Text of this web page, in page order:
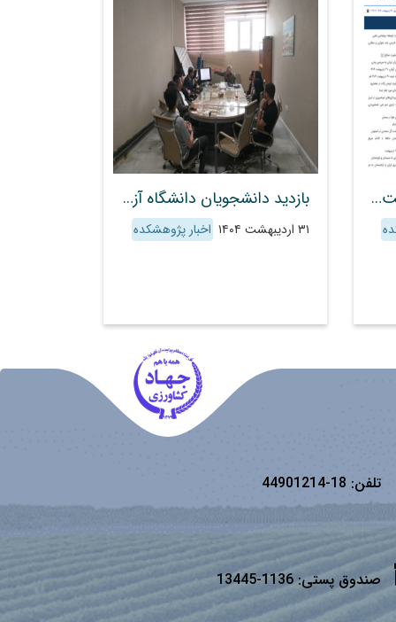
مصاحبه رئیس و عضو هیئت علمی پژوهشکده حفاظت خاک و آبخیزداری با خبرگزاری صدا و سیما بازدید دانشجویان دانشگاه آزاد واحد علوم و تحقیقات تهران از پژوهشکده حفاظت خاک و آبخیزداری
۳۱ اردیبهشت ۱۴۰۴ اخبار پژوهشکده
تلفن: 18-44901214
صندوق پستی:1136-13445